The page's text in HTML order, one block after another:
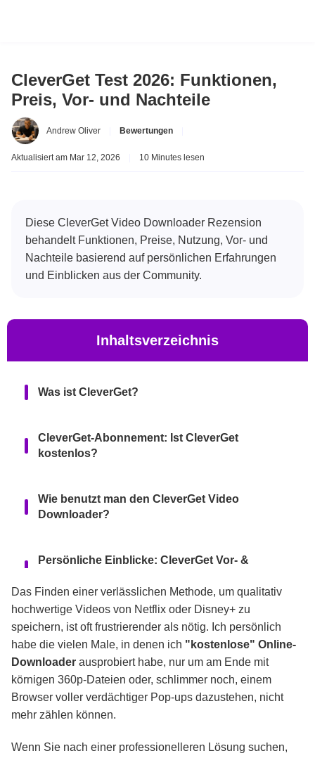
CleverGet Test 2026: Funktionen,
Preis, Vor- und Nachteile
Andrew Oliver Bewertungen
Aktualisiert am Mar 12, 2026 10 Minutes lesen
Diese CleverGet Video Downloader Rezension
behandelt Funktionen, Preise, Nutzung, Vor- und
Nachteile basierend auf persönlichen Erfahrungen
und Einblicken aus der Community.
Inhaltsverzeichnis
Was ist CleverGet?
CleverGet-Abonnement: Ist CleverGet
kostenlos?
Wie benutzt man den CleverGet Video
Downloader?
Persönliche Einblicke: CleverGet Vor- &
Gibt es eine Alternative zu CleverGet?
Häufig gestellte Fragen
Fazit
Das Finden einer verlässlichen Methode, um qualitativ
hochwertige Videos von Netflix oder Disney+ zu
speichern, ist oft frustrierender als nötig. Ich persönlich
habe die vielen Male, in denen ich "kostenlose" Online-
Downloader ausprobiert habe, nur um am Ende mit
körnigen 360p-Dateien oder, schlimmer noch, einem
Browser voller verdächtiger Pop-ups dazustehen, nicht
mehr zählen können.
Wenn Sie nach einer professionelleren Lösung suchen,